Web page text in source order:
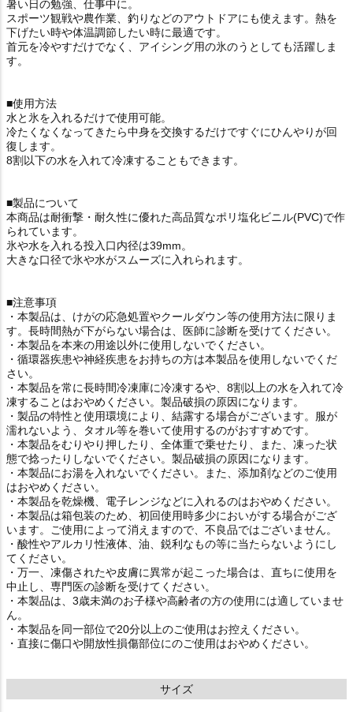
暑い日の勉強、仕事中に。
スポーツ観戦や農作業、釣りなどのアウトドアにも使えます。熱を
下げたい時や体温調節したい時に最適です。
首元を冷やすだけでなく、アイシング用の氷のうとしても活躍しま
す。
■使用方法
水と氷を入れるだけで使用可能。
冷たくなくなってきたら中身を交換するだけですぐにひんやりが回
復します。
8割以下の水を入れて冷凍することもできます。
■製品について
本商品は耐衝撃・耐久性に優れた高品質なポリ塩化ビニル(PVC)で作
られています。
氷や水を入れる投入口内径は39mm。
大きな口径で氷や水がスムーズに入れられます。
■注意事項
・本製品は、けがの応急処置やクールダウン等の使用方法に限りま
す。長時間熱が下がらない場合は、医師に診断を受けてください。
・本製品を本来の用途以外に使用しないでください。
・循環器疾患や神経疾患をお持ちの方は本製品を使用しないでくだ
さい。
・本製品を常に長時間冷凍庫に冷凍するや、8割以上の水を入れて冷
凍することはおやめください。製品破損の原因になります。
・製品の特性と使用環境により、結露する場合がございます。服が
濡れないよう、タオル等を巻いて使用するのがおすすめです。
・本製品をむりやり押したり、全体重で乗せたり、また、凍った状
態で捻ったりしないでください。製品破損の原因になります。
・本製品にお湯を入れないでください。また、添加剤などのご使用
はおやめください。
・本製品を乾燥機、電子レンジなどに入れるのはおやめください。
・本製品は箱包装のため、初回使用時多少においがする場合がござ
います。ご使用によって消えますので、不良品ではございません。
・酸性やアルカリ性液体、油、鋭利なもの等に当たらないようにし
てください。
・万一、凍傷されたや皮膚に異常が起こった場合は、直ちに使用を
中止し、専門医の診断を受けてください。
・本製品は、3歳未満のお子様や高齢者の方の使用には適していませ
ん。
・本製品を同一部位で20分以上のご使用はお控えください。
・直接に傷口や開放性損傷部位にのご使用はおやめください。
サイズ